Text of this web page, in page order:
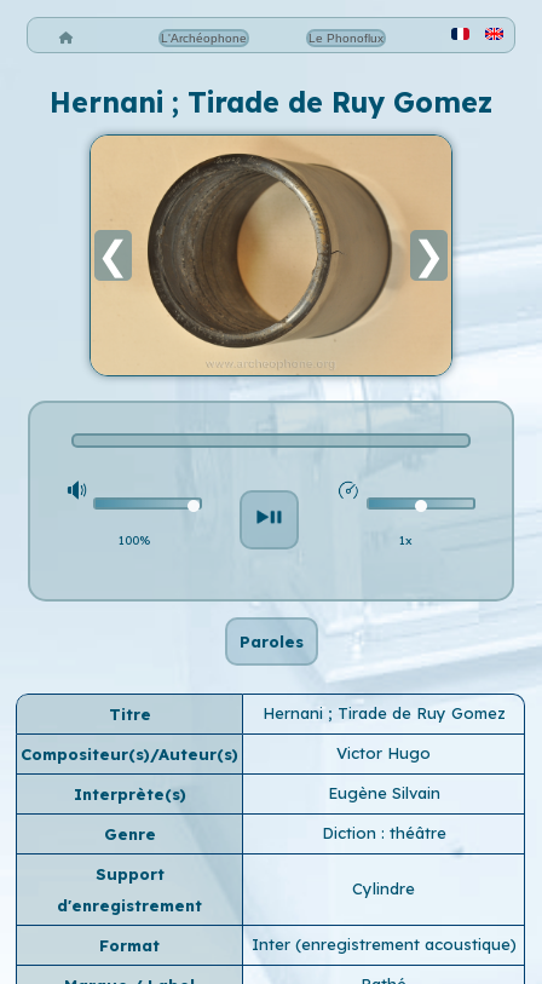
L'Archéophone Le Phonoflux
Hernani ; Tirade de Ruy Gomez
❮ ❯
100% 1x
Paroles
Titre Hernani ; Tirade de Ruy Gomez
Compositeur(s)/Auteur(s) Victor Hugo
Interprète(s) Eugène Silvain
Genre Diction : théâtre
Support
d'enregistrement
Cylindre
Format Inter (enregistrement acoustique)